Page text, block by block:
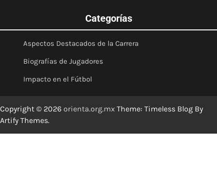
Categorías
Aspectos Destacados de la Carrera
Biografías de Jugadores
Impacto en el Fútbol
Copyright © 2026 orienta.org.mx Theme: Timeless Blog By
Artify Themes.